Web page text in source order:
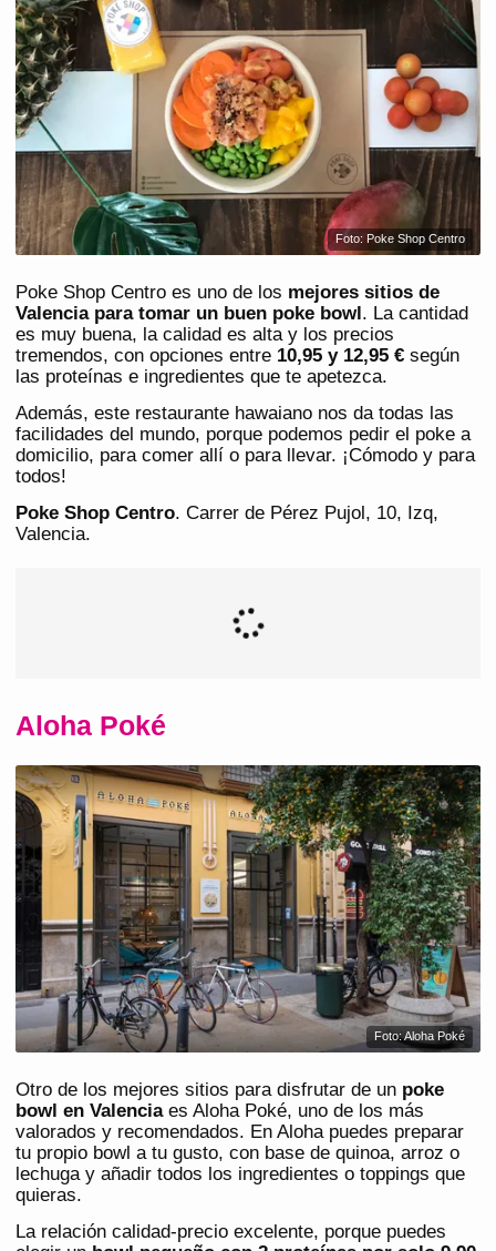
Foto: Poke Shop Centro
Poke Shop Centro es uno de los mejores sitios de
Valencia para tomar un buen poke bowl . La cantidad
es muy buena, la calidad es alta y los precios
tremendos, con opciones entre 10,95 y 12,95 € según
las proteínas e ingredientes que te apetezca.
Además, este restaurante hawaiano nos da todas las
facilidades del mundo, porque podemos pedir el poke a
domicilio, para comer allí o para llevar. ¡Cómodo y para
todos!
Poke Shop Centro. Carrer de Pérez Pujol, 10, Izq,
Valencia.
Aloha Poké
Foto: Aloha Poké
Otro de los mejores sitios para disfrutar de un poke
bowl en Valenciaes Aloha Poké, uno de los más
valorados y recomendados. En Aloha puedes preparar
tu propio bowl a tu gusto, con base de quinoa, arroz o
lechuga y añadir todos los ingredientes o toppings que
quieras.
La relación calidad-precio excelente, porque puedes